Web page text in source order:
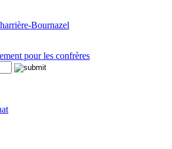
Bournazel